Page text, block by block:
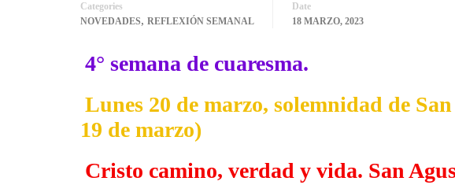
Categories
NOVEDADES, REFLEXIÓN SEMANAL
Date
18 MARZO, 2023
4° semana de cuaresma.
Lunes 20 de marzo, solemnidad de
19 de marzo)
Cristo camino, verdad y vida. San